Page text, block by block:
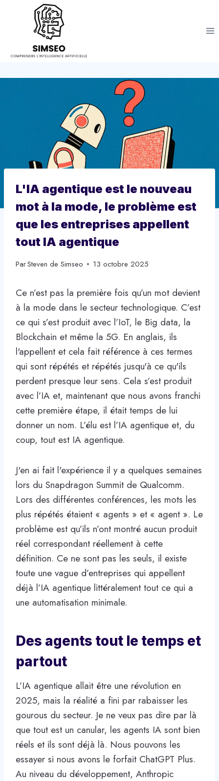
L'IA agentique est le nouveau
mot à la mode, le problème est
que les entreprises appellent
tout IA agentique
ParSteven de Simseo 13 octobre 2025
Ce n’est pas la première fois qu’un mot devient
à la mode dans le secteur technologique. C’est
ce qui s’est produit avec l’IoT, le Big data, la
Blockchain et même la 5G. En anglais, ils
l'appellent et cela fait référence à ces termes
qui sont répétés et répétés jusqu'à ce qu'ils
perdent presque leur sens. Cela s’est produit
avec l’IA et, maintenant que nous avons franchi
cette première étape, il était temps de lui
donner un nom. L’élu est l’IA agentique et, du
coup, tout est IA agentique.
J'en ai fait l'expérience il y a quelques semaines
lors du Snapdragon Summit de Qualcomm.
Lors des différentes conférences, les mots les
plus répétés étaient « agents » et « agent ». Le
problème est qu’ils n’ont montré aucun produit
réel correspondant réellement à cette
définition. Ce ne sont pas les seuls, il existe
toute une vague d’entreprises qui appellent
déjà l’IA agentique littéralement tout ce qui a
une automatisation minimale.
Des agents tout le temps et
partout
L’IA agentique allait être une révolution en
2025, mais la réalité a fini par rabaisser les
gourous du secteur. Je ne veux pas dire par là
que tout est un canular, les agents IA sont bien
réels et ils sont déjà là. Nous pouvons les
essayer si nous avons le forfait ChatGPT Plus.
Au niveau du développement, Anthropic